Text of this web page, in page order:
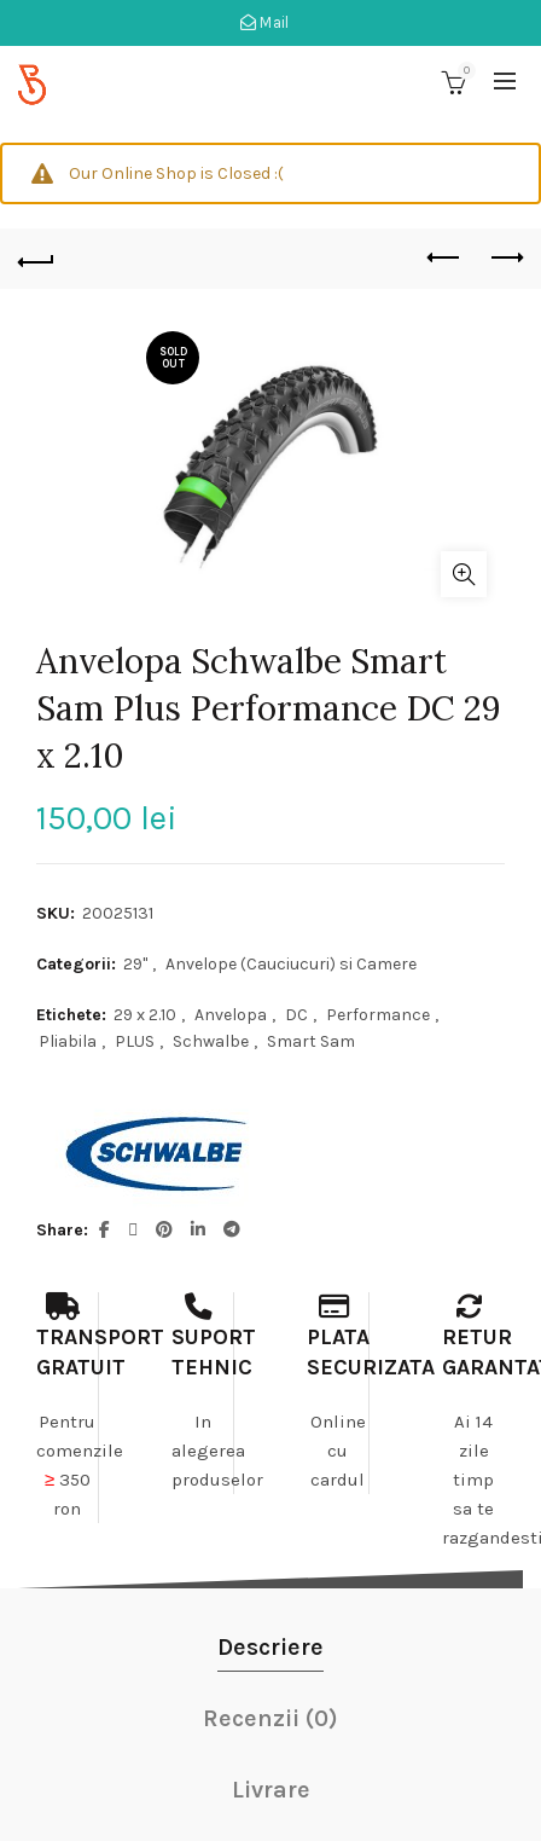
Mail
0
Our Online Shop is Closed :(
SOLD
OUT
Anvelopa Schwalbe Smart
Sam Plus Performance DC 29
x 2.10
150,00 lei
SKU: 20025131
Categorii: 29" , Anvelope (Cauciucuri) si Camere
Etichete: 29 x 2.10 , Anvelopa , DC , Performance ,
Pliabila , PLUS , Schwalbe , Smart Sam
Share
TRANSPORT
GRATUIT
Pentru
comenzile
≥350
ron
SUPORT
TEHNIC
In
alegerea
produselor
PLATA
SECURIZATA
Online
cu
cardul
RETUR
Ai 14
zile
timp
sa te
Descriere
Recenzii (0)
Livrare